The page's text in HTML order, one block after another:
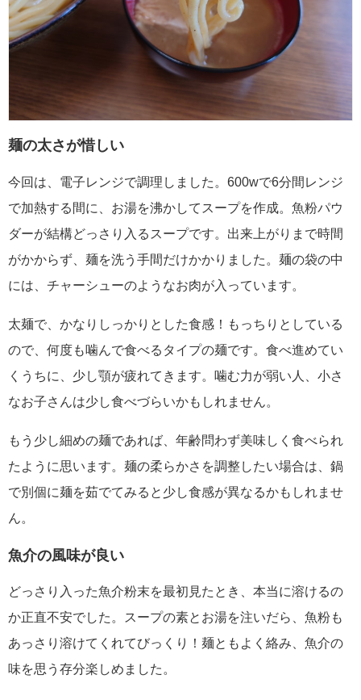
麺の太さが惜しい
今回は、電子レンジで調理しました。600wで6分間レンジ
で加熱する間に、お湯を沸かしてスープを作成。魚粉パウ
ダーが結構どっさり入るスープです。出来上がりまで時間
がかからず、麺を洗う手間だけかかりました。麺の袋の中
には、チャーシューのようなお肉が入っています。
太麺で、かなりしっかりとした食感！もっちりとしている
ので、何度も噛んで食べるタイプの麺です。食べ進めてい
くうちに、少し顎が疲れてきます。噛む力が弱い人、小さ
なお子さんは少し食べづらいかもしれません。
もう少し細めの麺であれば、年齢問わず美味しく食べられ
たように思います。麺の柔らかさを調整したい場合は、鍋
で別個に麺を茹でてみると少し食感が異なるかもしれませ
ん。
魚介の風味が良い
どっさり入った魚介粉末を最初見たとき、本当に溶けるの
か正直不安でした。スープの素とお湯を注いだら、魚粉も
あっさり溶けてくれてびっくり！麺ともよく絡み、魚介の
味を思う存分楽しめました。